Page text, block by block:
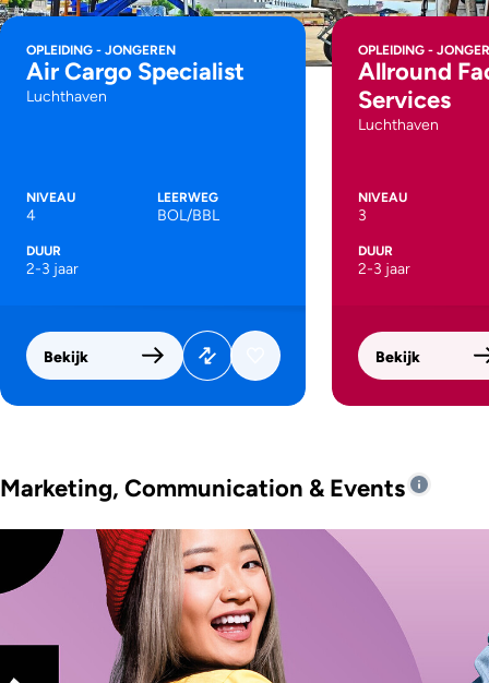
OPLEIDING - JONGEREN
Air Cargo Specialist
Luchthaven
NIVEAU
4
LEERWEG
BOL/BBL
DUUR
2-3 jaar
Bekijk
OPLEIDING -
Allround
Services
Luchthaven
NIVEAU
3
DUUR
2-3 jaar
Bekijk
Marketing, Communication & Events